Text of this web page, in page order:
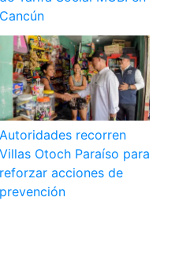
Cancún
Autoridades recorren
Villas Otoch Paraíso para
reforzar acciones de
prevención